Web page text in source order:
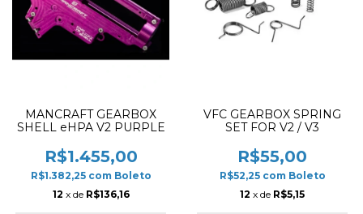
MANCRAFT GEARBOX
SHELL eHPA V2 PURPLE
R$1.455,00
R$1.382,25 com Boleto
12 x de R$136,16
VFC GEARBOX SPRING
SET FOR V2 / V3
R$55,00
R$52,25 com Boleto
12 x de R$5,15